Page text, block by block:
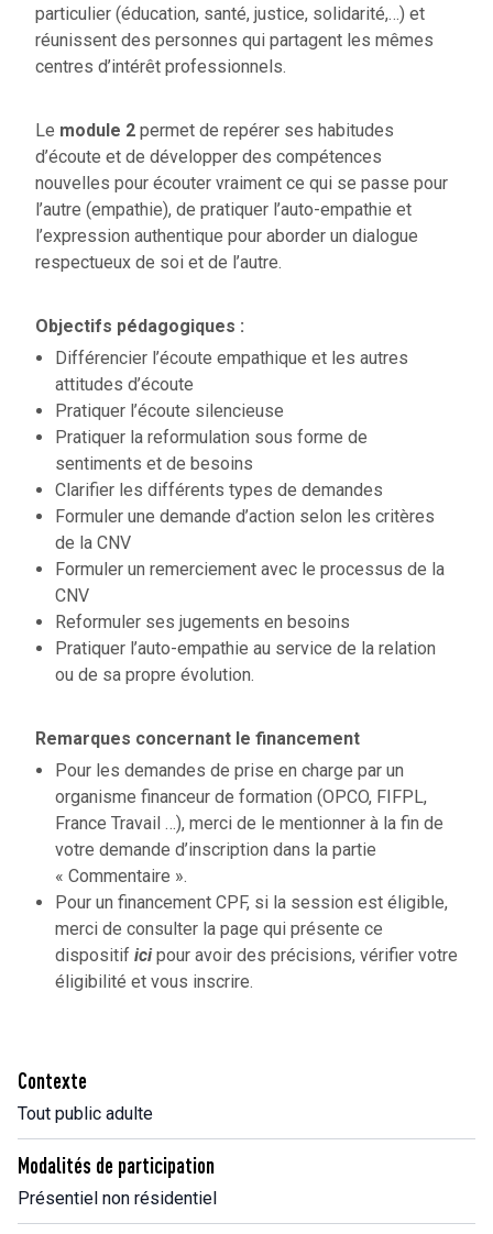
Contexte
Tout public adulte
Modalités de participation
Présentiel non résidentiel
particulier (éducation, santé, justice, solidarité,…) et
réunissent des personnes qui partagent les mêmes
centres d’intérêt professionnels.
Le module 2 permet de repérer ses habitudes
d’écoute et de développer des compétences
nouvelles pour écouter vraiment ce qui se passe pour
l’autre (empathie), de pratiquer l’auto-empathie et
l’expression authentique pour aborder un dialogue
respectueux de soi et de l’autre.
Objectifs pédagogiques :
Différencier l’écoute empathique et les autres
attitudes d’écoute
Pratiquer l’écoute silencieuse
Pratiquer la reformulation sous forme de
sentiments et de besoins
Clarifier les différents types de demandes
Formuler une demande d’action selon les critères
de la CNV
Formuler un remerciement avec le processus de la
CNV
Reformuler ses jugements en besoins
Pratiquer l’auto-empathie au service de la relation
ou de sa propre évolution.
Remarques concernant le financement
Pour les demandes de prise en charge par un
organisme financeur de formation (OPCO, FIFPL,
France Travail …), merci de le mentionner à la fin de
votre demande d’inscription dans la partie
« Commentaire ».
Pour un financement CPF, si la session est éligible,
merci de consulter la page qui présente ce
dispositif icipour avoir des précisions, vérifier votre
éligibilité et vous inscrire.